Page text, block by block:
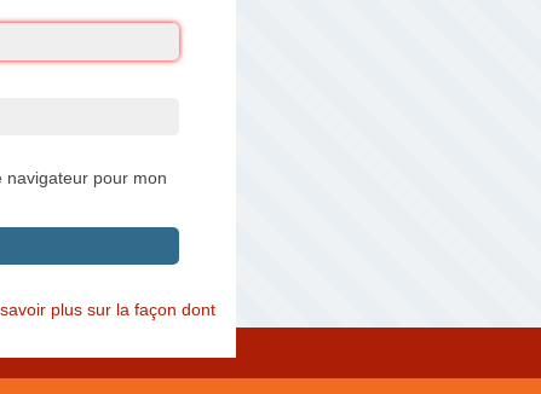
navigateur pour mon
plus sur la façon dont